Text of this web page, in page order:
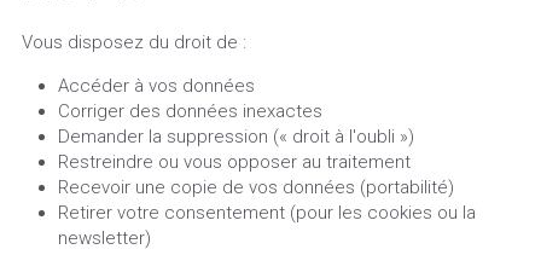
Vous disposez du droit de :
Accéder à vos données
Corriger des données inexactes
Demander la suppression (« droit à l'oubli »)
Restreindre ou vous opposer au traitement
Recevoir une copie de vos données (portabilité)
Retirer votre consentement (pour les cookies ou la
newsletter)